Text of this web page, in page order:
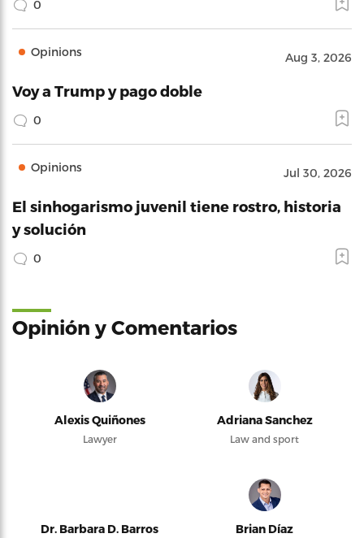
0
Opinions Aug 3, 2026
Voy a Trump y pago doble
0
Opinions Jul 30, 2026
El sinhogarismo juvenil tiene rostro, historia
y solución
0
Opinión y Comentarios
Alexis Quiñones
Lawyer
Adriana Sanchez
Law and sport
Dr. Barbara D. Barros Brian Díaz